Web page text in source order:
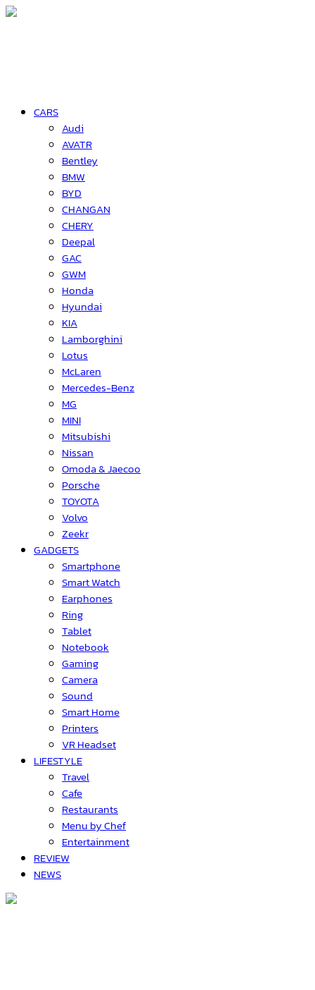
CARS
Audi
AVATR
Bentley
BMW
BYD
CHANGAN
CHERY
Deepal
GAC
GWM
Honda
Hyundai
KIA
Lamborghini
Lotus
McLaren
Mercedes-Benz
MG
MINI
Mitsubishi
Nissan
Omoda & Jaecoo
Porsche
TOYOTA
Volvo
Zeekr
GADGETS
Smartphone
Smart Watch
Earphones
Ring
Tablet
Notebook
Gaming
Camera
Sound
Smart Home
Printers
VR Headset
LIFESTYLE
Travel
Cafe
Restaurants
Menu by Chef
Entertainment
REVIEW
NEWS